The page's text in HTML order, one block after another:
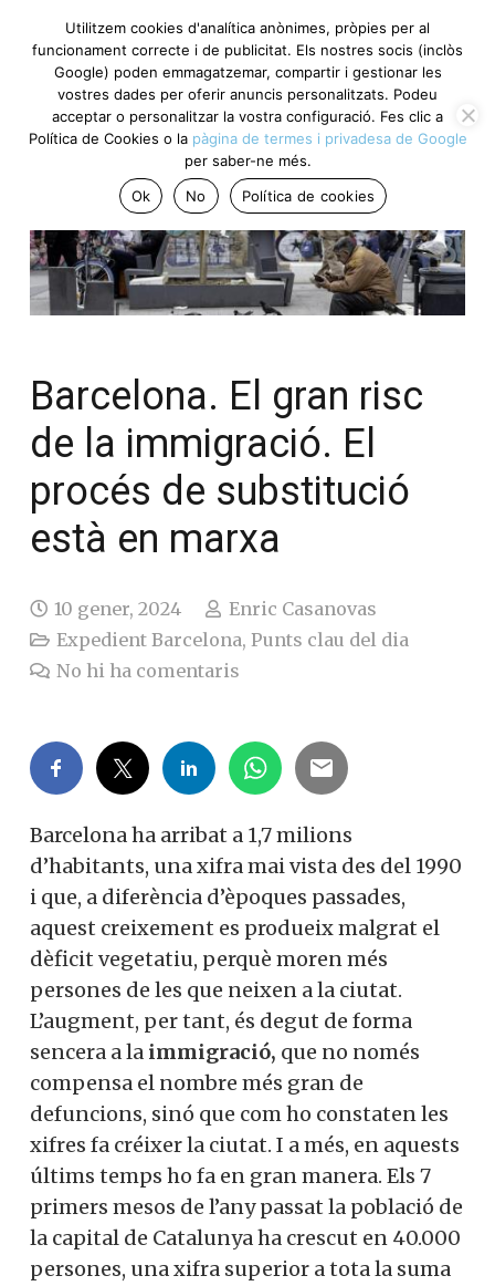
Barcelona. El gran risc
de la immigració. El
procés de substitució
està en marxa
10 gener, 2024
Enric Casanovas
Expedient Barcelona,Punts clau del dia
No hi ha comentaris
Barcelona ha arribat a 1,7 milions
d’habitants, una xifra mai vista des del 1990
i que, a diferència d’èpoques passades,
aquest creixement es produeix malgrat el
dèficit vegetatiu, perquè moren més
persones de les que neixen a la ciutat.
L’augment, per tant, és degut de forma
sencera a la immigració, que no només
compensa el nombre més gran de
defuncions, sinó que com ho constaten les
xifres fa créixer la ciutat. I a més, en aquests
últims temps ho fa en gran manera. Els 7
primers mesos de l’any passat la població de
la capital de Catalunya ha crescut en 40.000
persones, una xifra superior a tota la suma
Utilitzem cookies d'analítica anònimes, pròpies per al
funcionament correcte i de publicitat. Els nostres socis (inclòs
Google) poden emmagatzemar, compartir i gestionar les
vostres dades per oferir anuncis personalitzats. Podeu
acceptar o personalitzar la vostra configuració. Fes clic a
Política de Cookies o la pàgina de termes i privadesa de Google
per saber-ne més.
Ok
No Política de cookies